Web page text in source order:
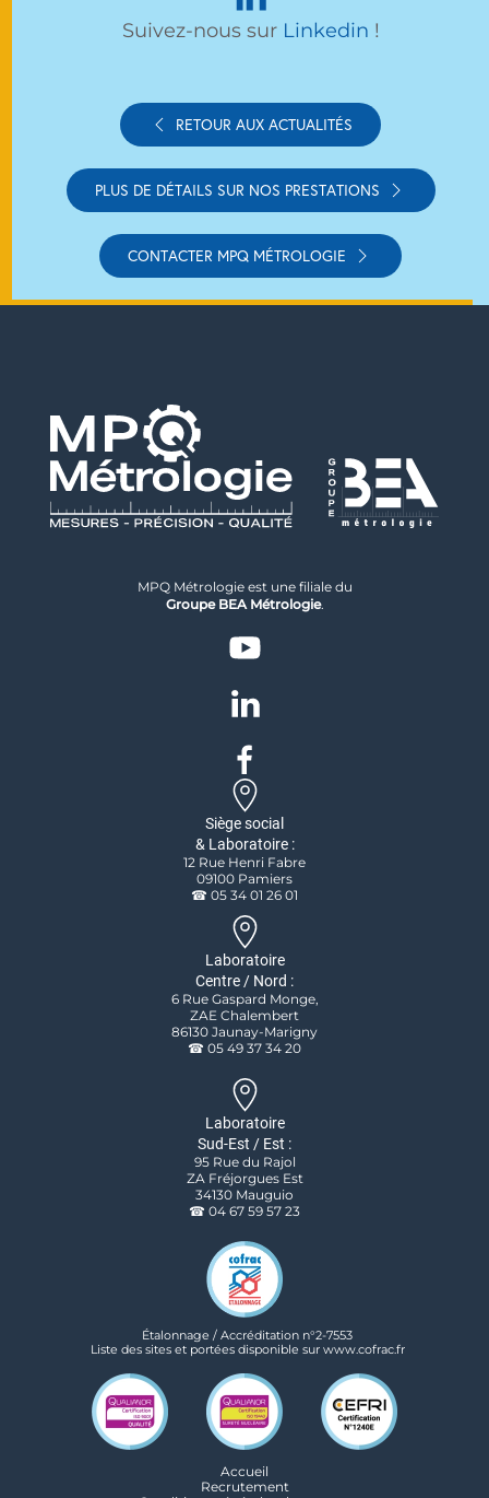
Suivez-nous sur Linkedin !
RETOUR AUX ACTUALITÉS
PLUS DE DÉTAILS SUR NOS PRESTATIONS
CONTACTER MPQ MÉTROLOGIE
MPQ Métrologie est une filiale du
Groupe BEA Métrologie.
Siège social
& Laboratoire :
12 Rue Henri Fabre
09100 Pamiers
☎ 05 34 01 26 01
Laboratoire
Centre / Nord :
6 Rue Gaspard Monge,
ZAE Chalembert
86130 Jaunay-Marigny
☎ 05 49 37 34 20
Laboratoire
Sud-Est / Est :
95 Rue du Rajol
ZA Fréjorgues Est
34130 Mauguio
☎ 04 67 59 57 23
Étalonnage / Accréditation n°2-7553
Liste des sites et portées disponible sur www.cofrac.fr
Accueil
Recrutement